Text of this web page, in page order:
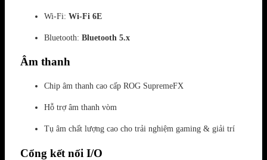
Wi-Fi: Wi-Fi 6E
Bluetooth: Bluetooth 5.x
Âm thanh
Chip âm thanh cao cấp ROG SupremeFX
Hỗ trợ âm thanh vòm
Tụ âm chất lượng cao cho trải nghiệm gaming & giải trí
Cổng kết nối I/O